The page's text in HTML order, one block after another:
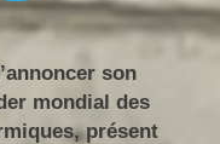
son
mondial des
présent